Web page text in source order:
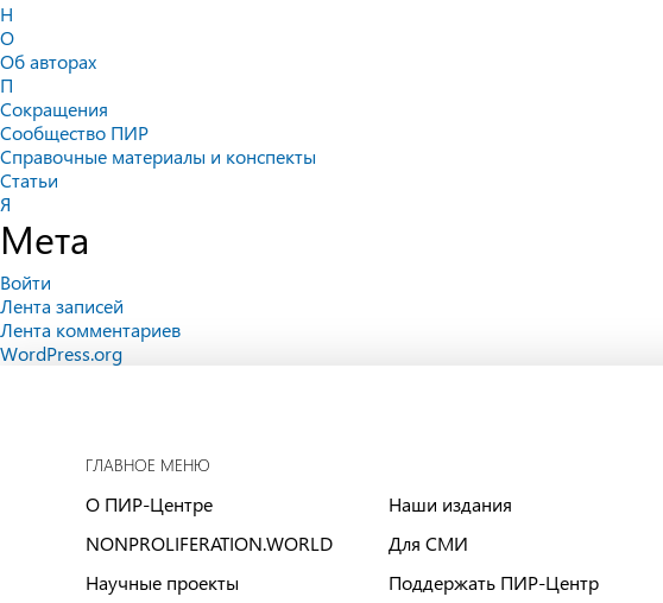
Н
О
Об авторах
П
Сокращения
Сообщество ПИР
Справочные материалы и конспекты
Статьи
Я
Мета
Войти
Лента записей
Лента комментариев
WordPress.org
ГЛАВНОЕ МЕНЮ
О ПИР-Центре
NONPROLIFERATION.WORLD
Научные проекты
Наши издания
Для СМИ
Поддержать ПИР-Центр